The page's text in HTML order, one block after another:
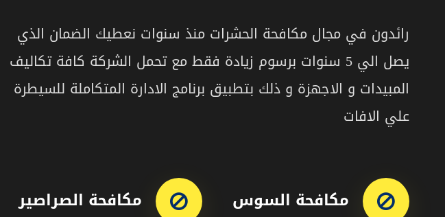
رائدون في مجال مكافحة الحشرات منذ سنوات نعطيك الضمان الذي
يصل الي 5 سنوات برسوم زيادة فقط مع تحمل الشركة كافة تكاليف
المبيدات و الاجهزة و ذلك بتطبيق برنامج الادارة المتكاملة للسيطرة
علي الافات
مكافحة الصراصير مكافحة السوس